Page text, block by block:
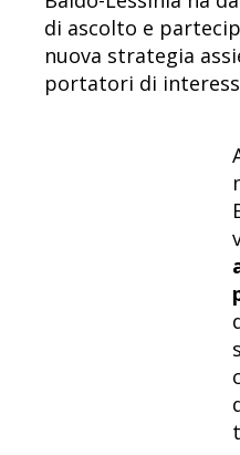
di ascolto e
nuova strategia
portatori di